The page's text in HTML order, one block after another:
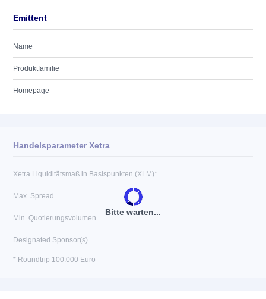
Emittent
Name
Produktfamilie
Homepage
Bitte warten...
Handelsparameter Xetra
Xetra Liquiditätsmaß in Basispunkten (XLM)*
Max. Spread
Min. Quotierungsvolumen
Designated Sponsor(s)
* Roundtrip 100.000 Euro